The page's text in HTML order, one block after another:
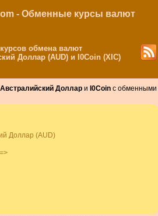
- Обменные курсы валют
обмена валют
Доллар (AUD) и I0Coin (XIC)
Австралийский Доллар и I0Coin с обменными
Доллар (AUD)